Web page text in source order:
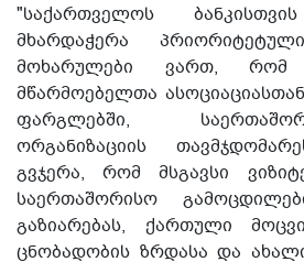
"საქართველოს
მხარდაჭერა
მოხარულები ვართ,
მწარმოებელთა
ფარგლებში,
ორგანიზაციის
გვჯერა, რომ მსგავსი
საერთაშორისო
გაზიარებას, ქართული
ცნობადობის ზრდასა და